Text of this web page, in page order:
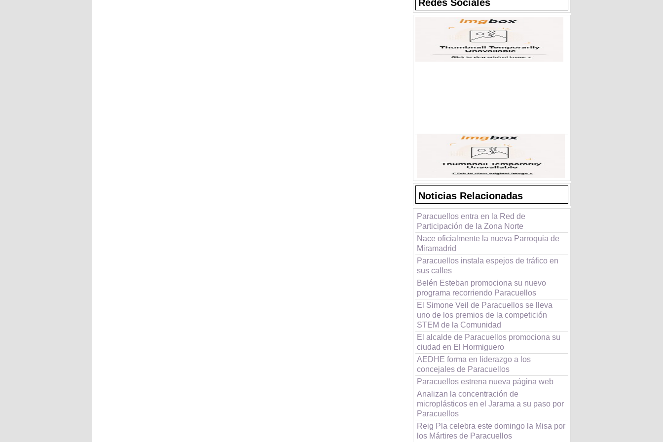
Redes Sociales
Noticias Relacionadas
Paracuellos entra en la Red de
Participación de la Zona Norte
Nace oficialmente la nueva Parroquia de
Miramadrid
Paracuellos instala espejos de tráfico en
sus calles
Belén Esteban promociona su nuevo
programa recorriendo Paracuellos
El Simone Veil de Paracuellos se lleva
uno de los premios de la competición
STEM de la Comunidad
El alcalde de Paracuellos promociona su
ciudad en El Hormiguero
AEDHE forma en liderazgo a los
concejales de Paracuellos
Paracuellos estrena nueva página web
Analizan la concentración de
microplásticos en el Jarama a su paso por
Paracuellos
Reig Pla celebra este domingo la Misa por
los Mártires de Paracuellos